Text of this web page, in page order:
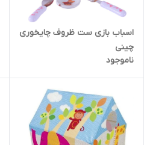
اسباب بازی ست ظروف چایخوری
چینی
ناموجود